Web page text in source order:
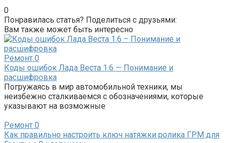
0
Понравилась статья? Поделиться с друзьями:
Вам также может быть интересно
Ремонт 0
Коды ошибок Лада Веста 1.6 — Понимание и
расшифровка
Погружаясь в мир автомобильной техники, мы
неизбежно сталкиваемся с обозначениями, которые
указывают на возможные
Ремонт 0
Как правильно настроить ключ натяжки ролика ГРМ для